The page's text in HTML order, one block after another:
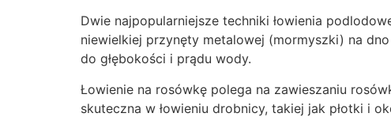
Dwie najpopularniejsze techniki łowienia
niewielkiej przynęty metalowej (mormyszki) na
do głębokości i prądu wody.
Łowienie na rosówkę polega na zawieszaniu
skuteczna w łowieniu drobnicy, takiej jak płotki i